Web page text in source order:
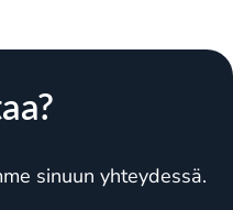
sinuun yhteydessä.